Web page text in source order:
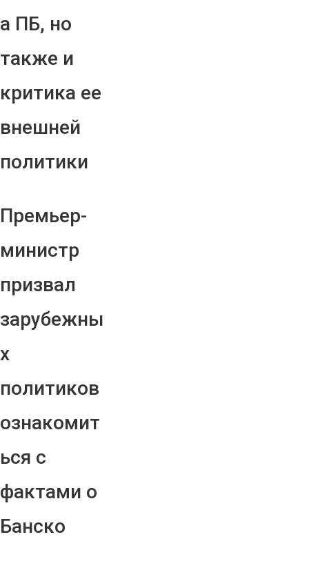
а ПБ, но
также и
критика ее
внешней
политики
Премьер-
министр
призвал
зарубежны
х
политиков
ознакомит
ься с
фактами о
Банско